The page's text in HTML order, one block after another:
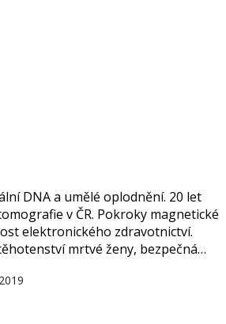
DNA a umělé oplodnění. 20 let
v ČR. Pokroky magnetické
elektronického zdravotnictví.
mrtvé ženy, bezpečná